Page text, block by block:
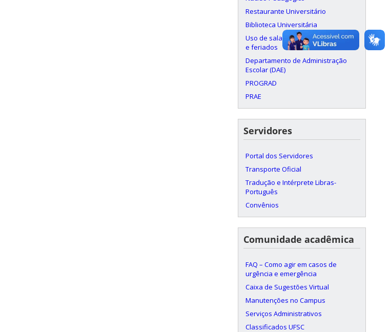
Restaurante Universitário
Biblioteca Universitária
Uso de salas aos finais de semana
e feriados
Departamento de Administração
Escolar (DAE)
PROGRAD
PRAE
Servidores
Portal dos Servidores
Transporte Oficial
Tradução e Intérprete Libras-
Português
Convênios
Comunidade acadêmica
FAQ – Como agir em casos de
urgência e emergência
Caixa de Sugestões Virtual
Manutenções no Campus
Serviços Administrativos
Classificados UFSC